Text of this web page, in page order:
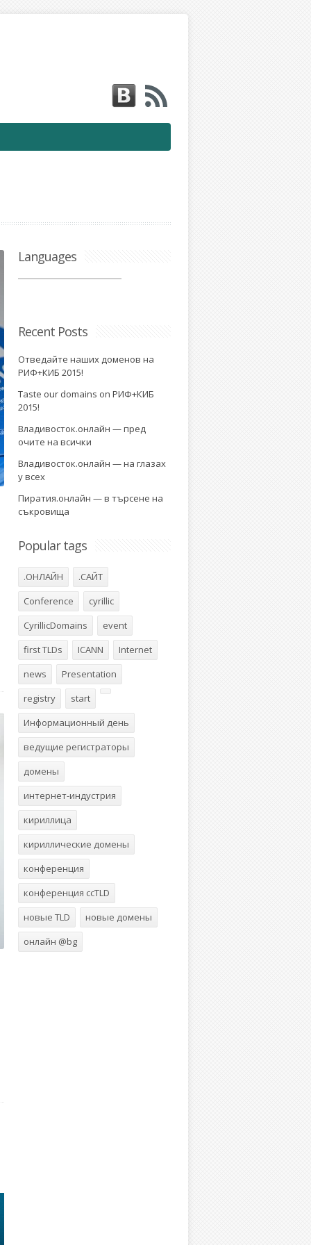
Languages
Recent Posts
Отведайте наших доменов на
РИФ+КИБ 2015!
Taste our domains on РИФ+КИБ
2015!
Владивосток.онлайн — пред
очите на всички
Владивосток.онлайн — на глазах
у всех
Пиратия.онлайн — в търсене на
съкровища
Popular tags
.ОНЛАЙН
.САЙТ
Conference
cyrillic
CyrillicDomains
event
first TLDs
ICANN
Internet
news
Presentation
registry
start
Информационный день
ведущие регистраторы
домены
интернет-индустрия
кириллица
кириллические домены
конференция
конференция ccTLD
новые TLD
новые домены
онлайн @bg